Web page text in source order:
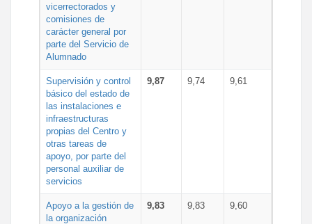
vicerrectorados y
comisiones de
carácter general por
parte del Servicio de
Alumnado
Supervisión y control
básico del estado de
las instalaciones e
infraestructuras
propias del Centro y
otras tareas de
apoyo, por parte del
personal auxiliar de
servicios
9,87 9,74 9,61
Apoyo a la gestión de
la organización
9,83 9,83 9,60